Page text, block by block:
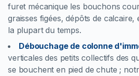
furet mécanique les bouchons
graisses figées, dépôts de calcaire,
la plupart du temps.
Débouchage de colonne
verticales des petits collectifs des
se bouchent en pied de chute ;